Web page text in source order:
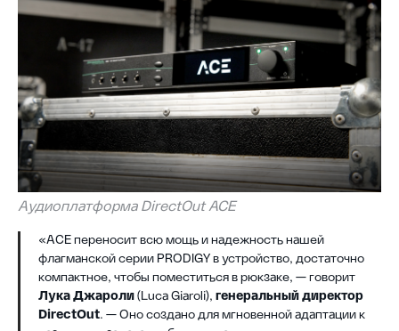
Аудиоплатформа DirectOut ACE
«ACE переносит всю мощь и надежность нашей
флагманской серии PRODIGY в устройство, достаточно
компактное, чтобы поместиться в рюкзаке, — говорит
Лука Джароли (Luca Giaroli), генеральный директор
DirectOut. — Оно создано для мгновенной адаптации к